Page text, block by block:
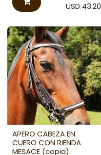
USD 43.20
APERO CABEZA EN
CUERO CON RIENDA
MESACE (copia)